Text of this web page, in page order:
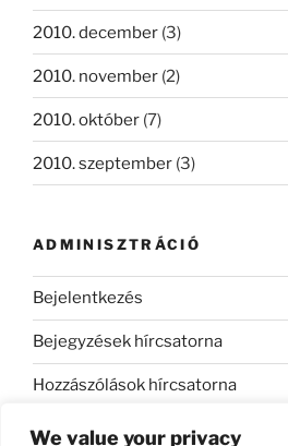
We value your privacy
2010. december (3)
2010. november (2)
2010. október (7)
2010. szeptember (3)
ADMINISZTRÁCIÓ
Bejelentkezés
Bejegyzések hírcsatorna
Hozzászólások hírcsatorna
WordPress Magyarország